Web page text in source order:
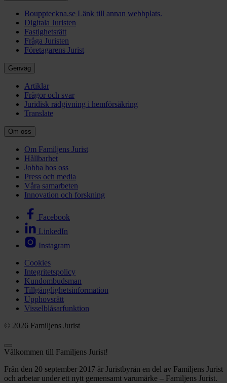
Bouppteckna.se Länk till annan webbplats.
Digitala Juristen
Fastighetsrätt
Fråga Juristen
Företagarens Jurist
Genväg
Artiklar
Frågor och svar
Juridisk rådgivning i hemförsäkring
Translate
Om oss
Om Familjens Jurist
Hållbarhet
Jobba hos oss
Press och media
Våra samarbeten
Innovation och forskning
Facebook
LinkedIn
Instagram
Cookies
Integritetspolicy
Kundombudsman
Tillgänglighetsinformation
Upphovsrätt
Visselblåsarfunktion
© 2026 Familjens Jurist
Välkommen till Familjens Jurist!
Från den 20 september 2017 är Juristbyrån en del av Familjens Jurist
och arbetar under ett nytt gemensamt varumärke – Familjens Jurist.